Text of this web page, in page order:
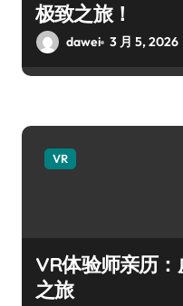
极致之旅！
dawei 3 月 5, 2026
VR
VR体验师亲历
之旅